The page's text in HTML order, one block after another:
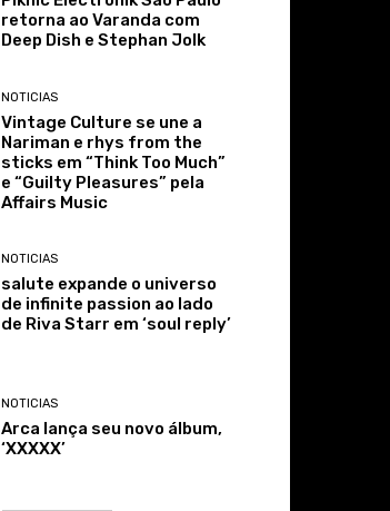
retorna ao Varanda com
Deep Dish e Stephan Jolk
NOTICIAS
Vintage Culture se une a
Nariman e rhys from the
sticks em “Think Too Much”
e “Guilty Pleasures” pela
Affairs Music
NOTICIAS
salute expande o universo
de infinite passion ao lado
de Riva Starr em ‘soul reply’
NOTICIAS
Arca lança seu novo álbum,
‘XXXXX’